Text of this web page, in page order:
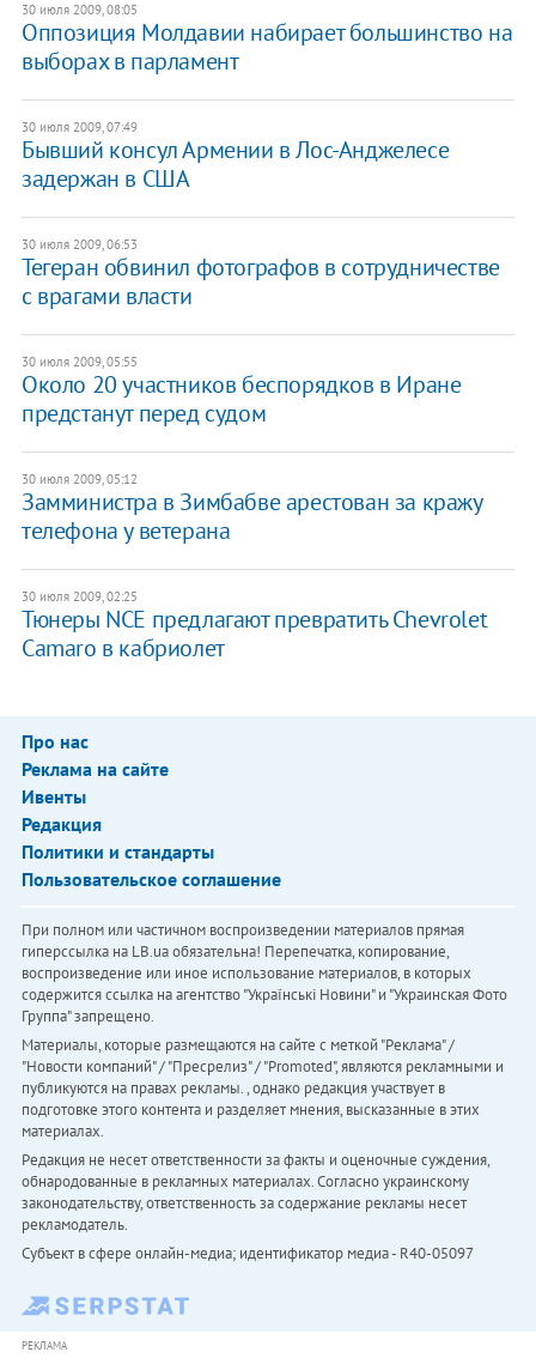
30 июля 2009, 08:05
Оппозиция Молдавии набирает большинство на
выборах в парламент
30 июля 2009, 07:49
Бывший консул Армении в Лос-Анджелесе
задержан в США
30 июля 2009, 06:53
Тегеран обвинил фотографов в сотрудничестве
с врагами власти
30 июля 2009, 05:55
Около 20 участников беспорядков в Иране
предстанут перед судом
30 июля 2009, 05:12
Замминистра в Зимбабве арестован за кражу
телефона у ветерана
30 июля 2009, 02:25
Тюнеры NCE предлагают превратить Chevrolet
Camaro в кабриолет
Про нас
Реклама на сайте
Ивенты
Редакция
Политики и стандарты
Пользовательское соглашение
При полном или частичном воспроизведении материалов прямая
гиперссылка на LB.ua обязательна! Перепечатка, копирование,
воспроизведение или иное использование материалов, в которых
содержится ссылка на агентство "Українськi Новини" и "Украинская Фото
Группа" запрещено.
Материалы, которые размещаются на сайте с меткой "Реклама" /
"Новости компаний" / "Пресрелиз" / "Promoted", являются рекламными и
публикуются на правах рекламы. , однако редакция участвует в
подготовке этого контента и разделяет мнения, высказанные в этих
материалах.
Редакция не несет ответственности за факты и оценочные суждения,
обнародованные в рекламных материалах. Согласно украинскому
законодательству, ответственность за содержание рекламы несет
рекламодатель.
Субъект в сфере онлайн-медиа; идентификатор медиа - R40-05097
РЕКЛАМА